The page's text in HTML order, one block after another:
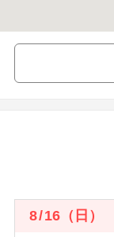
8/16 （日）